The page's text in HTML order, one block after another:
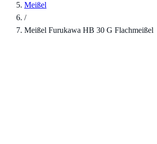
Meißel
/
Meißel Furukawa HB 30 G Flachmeißel